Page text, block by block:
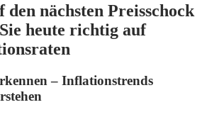
nächsten Preisschock
heute richtig auf
– Inflationstrends